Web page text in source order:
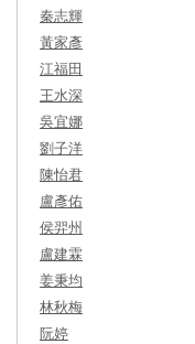
秦志輝
黃家彥
江福田
王水深
吳宜娜
劉子洋
陳怡君
盧彥佑
侯羿州
盧建霖
姜秉均
林秋梅
阮婷